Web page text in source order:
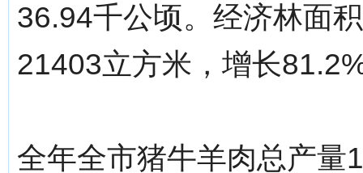
36.94千公顷。经济林面
21403立方米，增长
全年全市猪牛羊肉总产量